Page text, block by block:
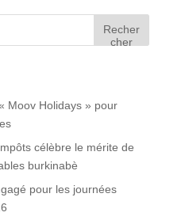
Recher
cher
Moov Holidays » pour
célèbre le mérite de
burkinabè
pour les journées